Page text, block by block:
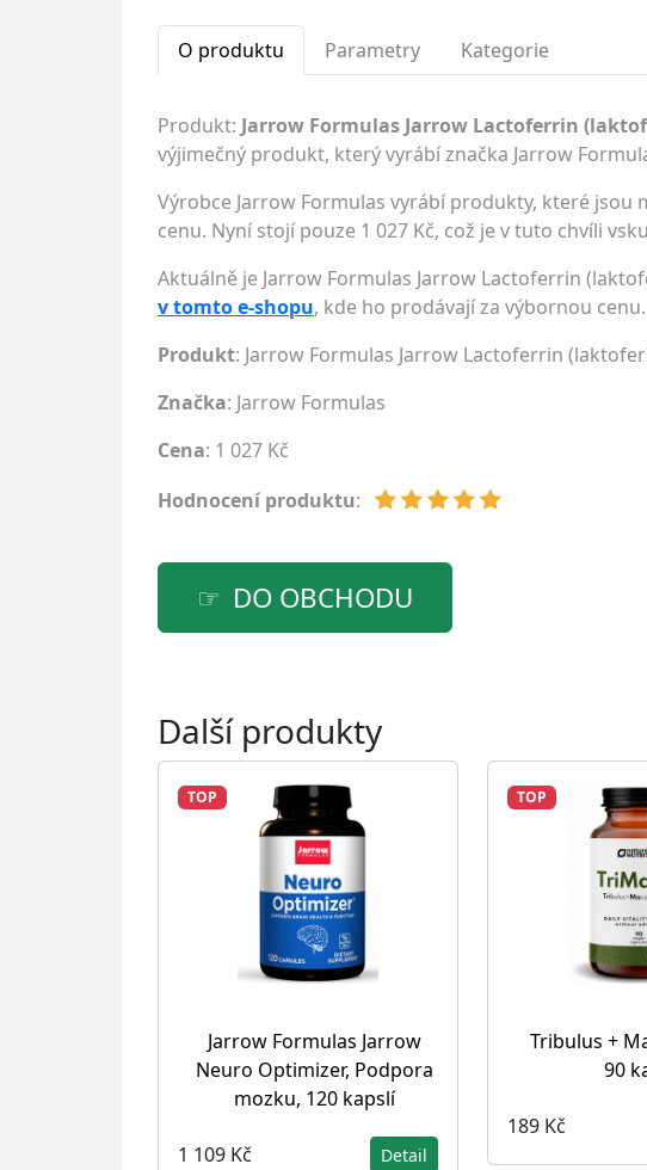
O produktu Parametry Kategorie
Produkt: Jarrow Formulas Jarrow Lactoferrin
výjimečný produkt, který vyrábí značka Jarrow
Výrobce Jarrow Formulas vyrábí produkty, které jsou
cenu. Nyní stojí pouze 1 027 Kč, což je v tuto chvíli
Aktuálně je Jarrow Formulas Jarrow Lactoferrin
v tomto e-shopu, kde ho prodávají za výbornou
Produkt: Jarrow Formulas Jarrow Lactoferrin
Značka: Jarrow Formulas
Cena: 1 027 Kč
Hodnocení produktu:
DO OBCHODU
Další produkty
TOP
Jarrow Formulas Jarrow
Neuro Optimizer, Podpora
mozku, 120 kapslí
1 109 Kč Detail
TOP
Tribulus +
90
189 Kč